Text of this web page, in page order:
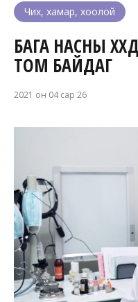
Чих, хамар, хоолой
БАГА НАСНЫ
ТОМ БАЙДАГ
2021 он 04 сар 26